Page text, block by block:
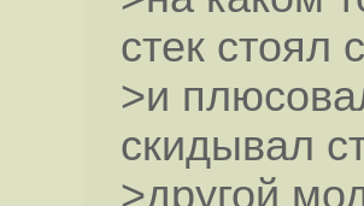
стек стоял
>и
скидывал
>другой